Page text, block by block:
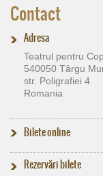
Contact
Adresa
Teatrul pentru
540050 Târgu
str. Poligrafiei 4
Romania
Bilete online
Rezervări bilete